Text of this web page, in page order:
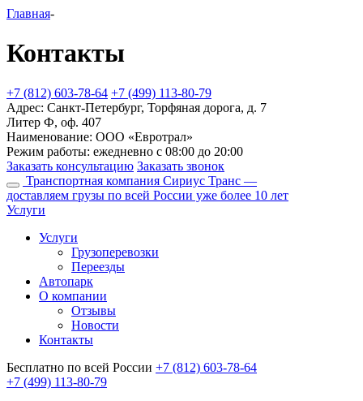
Главная-
Контакты
+7 (812) 603-78-64 +7 (499) 113-80-79
Адрес: Санкт-Петербург, Торфяная дорога, д. 7
Литер Ф, оф. 407
Наименование: ООО «Евротрал»
Режим работы: ежедневно с 08:00 до 20:00
Заказать консультацию Заказать звонок
Транспортная компания Сириус Транс —
доставляем грузы по всей России уже более 10 лет
Услуги
Услуги
Грузоперевозки
Переезды
Автопарк
О компании
Отзывы
Новости
Контакты
Бесплатно по всей России +7 (812) 603-78-64
+7 (499) 113-80-79